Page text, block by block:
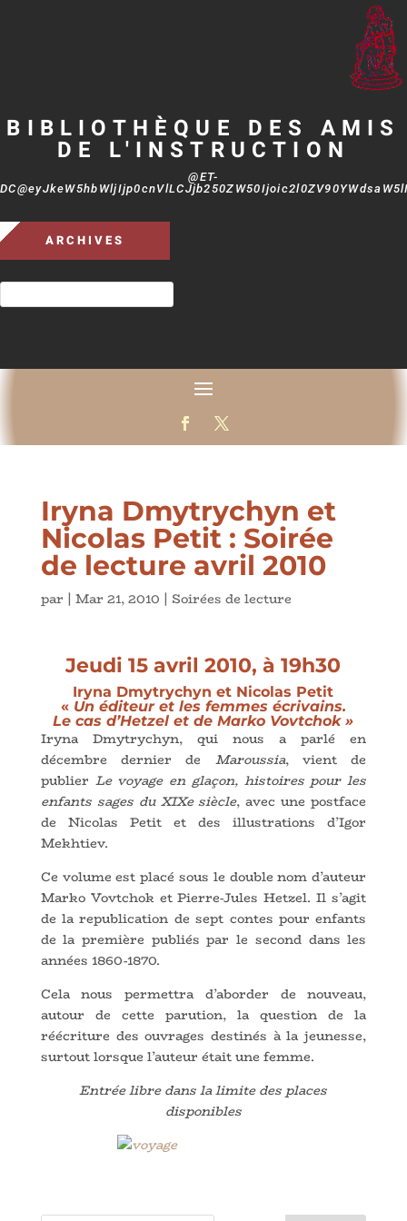
BIBLIOTHÈQUE DES AMIS
DE L'INSTRUCTION
@ET-
ARCHIVES
Iryna Dmytrychyn et
Nicolas Petit : Soirée
de lecture avril 2010
par | Mar 21, 2010 | Soirées de lecture
Jeudi 15 avril 2010, à 19h30
Iryna Dmytrychyn et Nicolas Petit
« Un éditeur et les femmes écrivains.
Le cas d’Hetzel et de Marko Vovtchok»
Iryna Dmytrychyn, qui nous a parlé en
décembre dernier de Maroussia, vient de
publier Le voyage en glaçon, histoires pour les
enfants sages du XIXe siècle, avec une postface
de Nicolas Petit et des illustrations d’Igor
Mekhtiev.
Ce volume est placé sous le double nom d’auteur
Marko Vovtchok et Pierre-Jules Hetzel. Il s’agit
de la republication de sept contes pour enfants
de la première publiés par le second dans les
années 1860-1870.
Cela nous permettra d’aborder de nouveau,
autour de cette parution, la question de la
réécriture des ouvrages destinés à la jeunesse,
surtout lorsque l’auteur était une femme.
Entrée libre dans la limite des places
disponibles